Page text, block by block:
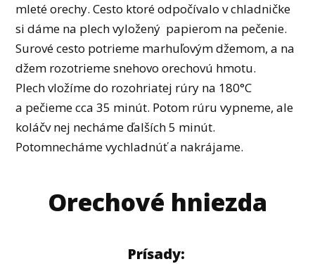
mleté orechy. Cesto ktoré odpočívalo v chladničke
si dáme na plech vyložený papierom na pečenie.
Surové cesto potrieme marhuľovým džemom, a na
džem rozotrieme snehovo orechovú hmotu.
Plech vložíme do rozohriatej rúry na 180°C
a pečieme cca 35 minút. Potom rúru vypneme, ale
koláčv nej necháme ďalších 5 minút.
Potomnecháme vychladnúť a nakrájame.
Orechové hniezda
Prísady: